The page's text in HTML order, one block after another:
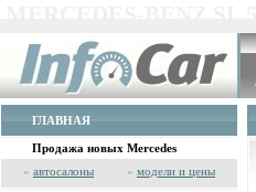
ГЛАВНАЯ
Продажа новых Mercedes
» автосалоны » модели и цены